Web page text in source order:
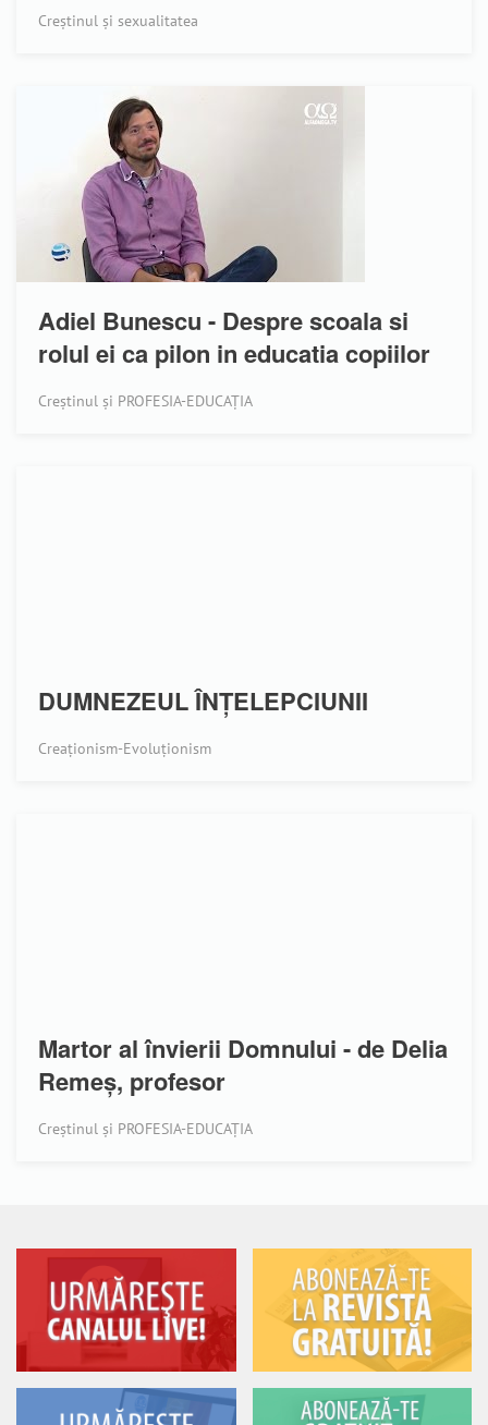
Creștinul și sexualitatea
Adiel Bunescu - Despre scoala si
rolul ei ca pilon in educatia copiilor
Creștinul și PROFESIA-EDUCAȚIA
DUMNEZEUL ÎNŢELEPCIUNII
Creaționism-Evoluționism
Martor al învierii Domnului - de Delia
Remeș, profesor
Creștinul și PROFESIA-EDUCAȚIA